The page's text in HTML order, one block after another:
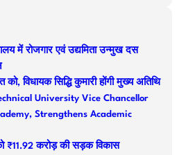
में रोजगार एवं उद्यमिता उन्मुख दस
विधायक सिद्धि कुमारी होंगी मुख्य अतिथि
University Vice Chancellor
Strengthens Academic
₹11.92 करोड़ की सड़क विकास